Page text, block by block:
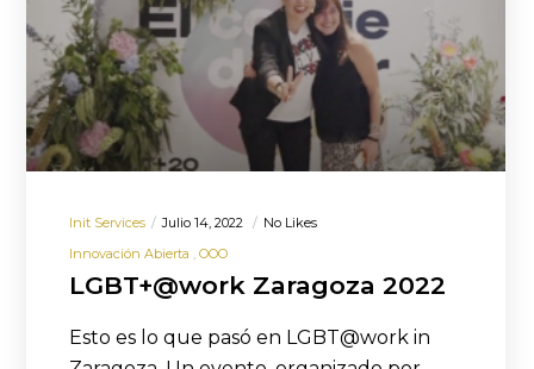
Init Services Julio 14, 2022
No Likes
Innovación Abierta
OOO
LGBT+@work Zaragoza 2022
Esto es lo que pasó en LGBT@work in